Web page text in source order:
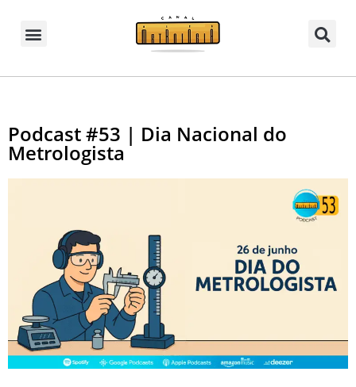
Podcast #53 | Dia Nacional do
Metrologista